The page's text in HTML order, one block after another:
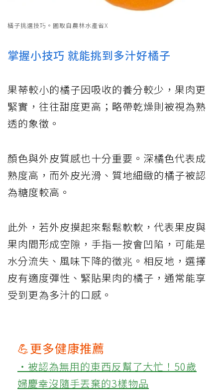
橘子挑選技巧。圖取自農林水產省X
掌握小技巧 就能挑到多汁好橘子
果蒂較小的橘子因吸收的養分較少，果肉更
緊實，往往甜度更高；略帶乾燥則被視為熟
透的象徵。
顏色與外皮質感也十分重要。深橘色代表成
熟度高，而外皮光滑、質地細緻的橘子被認
為糖度較高。
此外，若外皮摸起來鬆鬆軟軟，代表果皮與
果肉間形成空隙，手指一按會凹陷，可能是
水分流失、風味下降的徵兆。相反地，選擇
皮有適度彈性、緊貼果肉的橘子，通常能享
受到更為多汁的口感。
💪更多健康推薦
‧被認為無用的東西反幫了大忙！50歲
婦慶幸沒隨手丟棄的3樣物品